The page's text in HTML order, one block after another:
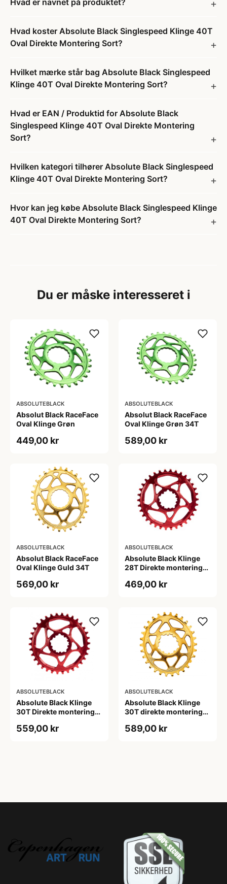
Hvad er navnet på produktet?
Hvad koster Absolute Black Singlespeed Klinge 40T
Oval Direkte Montering Sort?
Hvilket mærke står bag Absolute Black Singlespeed
Klinge 40T Oval Direkte Montering Sort?
Hvad er EAN / Produktid for Absolute Black
Singlespeed Klinge 40T Oval Direkte Montering
Sort?
Hvilken kategori tilhører Absolute Black Singlespeed
Klinge 40T Oval Direkte Montering Sort?
Hvor kan jeg købe Absolute Black Singlespeed Klinge
40T Oval Direkte Montering Sort?
Du er måske interesseret i
ABSOLUTEBLACK
Absolut Black RaceFace
Oval Klinge Grøn
449,00 kr
ABSOLUTEBLACK
Absolut Black RaceFace
Oval Klinge Grøn 34T
589,00 kr
ABSOLUTEBLACK
Absolut Black RaceFace
Oval Klinge Guld 34T
569,00 kr
ABSOLUTEBLACK
Absolute Black Klinge
28T Direkte montering
469,00 kr
ABSOLUTEBLACK
Absolute Black Klinge
30T Direkte montering
Rød
559,00 kr
ABSOLUTEBLACK
Absolute Black Klinge
30T direkte montering
589,00 kr